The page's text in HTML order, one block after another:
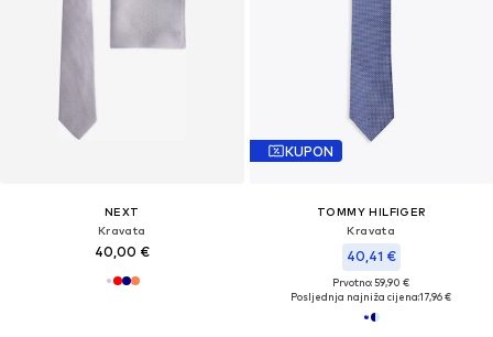
NEXT
Kravata
40,00 €
KUPON
TOMMY HILFIGER
Kravata
40,41 €
Prvotno: 59,90 €
Posljednja najniža cijena:17,96 €